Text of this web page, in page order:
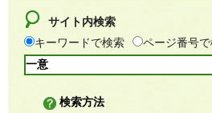
サイト内検索
キーワードで検索
ページ番号
検索方法